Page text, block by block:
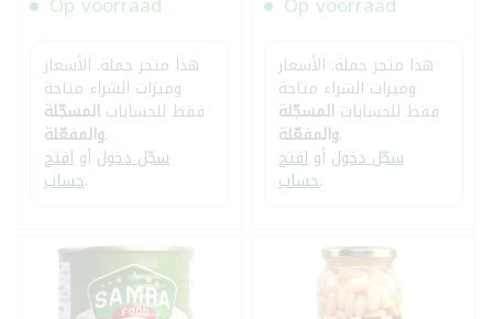
هذا متجر جملة. الأسعار
وميزات الشراء متاحة
فقط للحسابات المسجّلة
والمفعّلة.
سجّل دخول أو افتح
حساب.
هذا متجر جملة. الأسعار
وميزات الشراء متاحة
فقط للحسابات المسجّلة
والمفعّلة.
سجّل دخول أو افتح
حساب.